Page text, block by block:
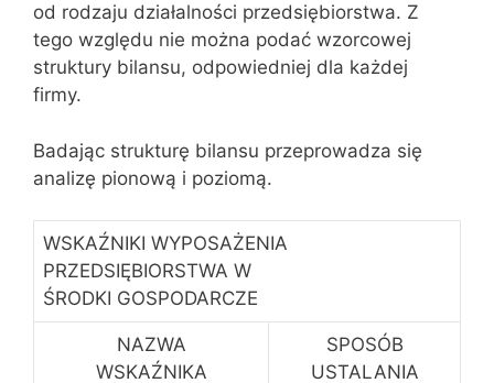
od rodzaju działalności przedsiębiorstwa. Z
tego względu nie można podać wzorcowej
struktury bilansu, odpowiedniej dla każdej
firmy.
Badając strukturę bilansu przeprowadza się
analizę pionową i poziomą.
WSKAŹNIKI WYPOSAŻENIA
PRZEDSIĘBIORSTWA W
ŚRODKI GOSPODARCZE
NAZWA
WSKAŹNIKA
SPOSÓB
USTALANIA